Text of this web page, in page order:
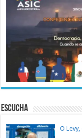
ESCUCHA
O